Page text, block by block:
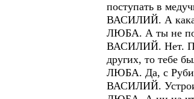
поступать в
ВАСИЛИЙ. А
ЛЮБА. А ты не
ВАСИЛИЙ. Нет.
других, то тебе
ЛЮБА. Да, с
ВАСИЛИЙ.